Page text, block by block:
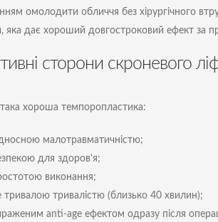
омолодити обличчя без хірургічного
яка дає хороший довгостроковий ефект за
сторони скроневого
хороша темпоропластика:
малотравматичністю;
для здоров'я;
виконання;
тривалою тривалістю (близько 40 хвилин);
anti-age ефектом одразу після